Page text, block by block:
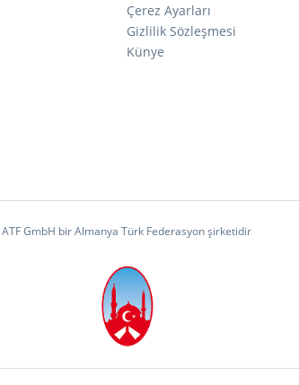
Çerez Ayarları
Gizlilik Sözleşmesi
Künye
ATF GmbH bir Almanya Türk Federasyon şirketidir